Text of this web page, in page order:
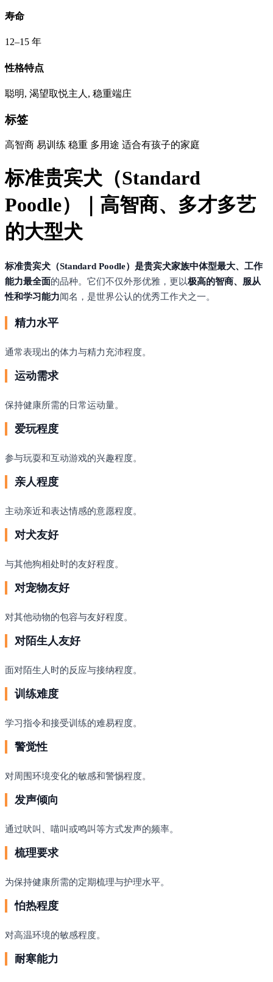
寿命
12–15 年
性格特点
聪明, 渴望取悦主人, 稳重端庄
标签
高智商 易训练 稳重 多用途 适合有孩子的家庭
标准贵宾犬（Standard
Poodle）｜高智商、多才多艺
的大型犬
标准贵宾犬（Standard Poodle） 是贵宾犬家族中体型最大、工作
能力最全面的品种。它们不仅外形优雅，更以极高的智商、服从
性和学习能力闻名，是世界公认的优秀工作犬之一。
精力水平
通常表现出的体力与精力充沛程度。
运动需求
保持健康所需的日常运动量。
爱玩程度
参与玩耍和互动游戏的兴趣程度。
亲人程度
主动亲近和表达情感的意愿程度。
对犬友好
与其他狗相处时的友好程度。
对宠物友好
对其他动物的包容与友好程度。
对陌生人友好
面对陌生人时的反应与接纳程度。
训练难度
学习指令和接受训练的难易程度。
警觉性
对周围环境变化的敏感和警惕程度。
发声倾向
通过吠叫、喵叫或鸣叫等方式发声的频率。
梳理要求
为保持健康所需的定期梳理与护理水平。
怕热程度
对高温环境的敏感程度。
耐寒能力